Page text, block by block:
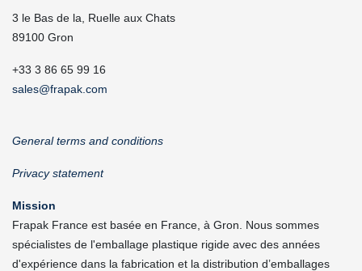
3 le Bas de la, Ruelle aux Chats
89100 Gron
+33 3 86 65 99 16
sales@frapak.com
General terms and conditions
Privacy statement
Mission
Frapak France est basée en France, à Gron. Nous sommes
spécialistes de l'emballage plastique rigide avec des années
d'expérience dans la fabrication et la distribution d’emballages